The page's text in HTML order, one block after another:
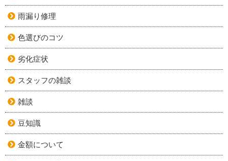
雨漏り修理
色選びのコツ
劣化症状
スタッフの雑談
雑談
豆知識
金額について